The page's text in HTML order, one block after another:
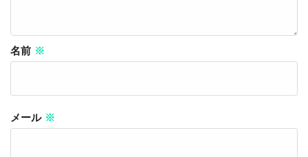
名前 ※
メール ※